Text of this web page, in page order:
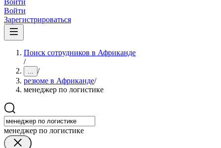
Войти
Войти
Зарегистрироваться
Поиск сотрудников в Африканде
/
... /
резюме в Африканде/
менеджер по логистике
менеджер по логистике